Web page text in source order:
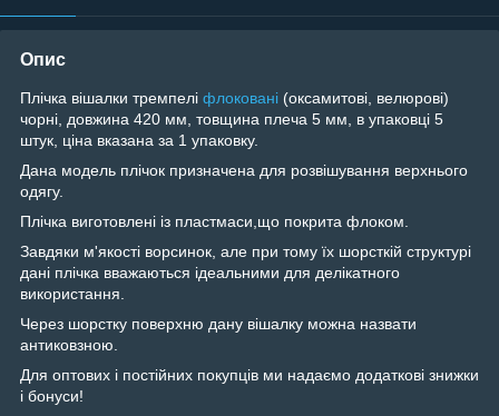
Опис
Плічка вішалки тремпелі флоковані (оксамитові, велюрові)
чорні, довжина 420 мм, товщина плеча 5 мм, в упаковці 5
штук, ціна вказана за 1 упаковку.
Дана модель плічок призначена для розвішування верхнього
одягу.
Плічка виготовлені із пластмаси,що покрита флоком.
Завдяки м'якості ворсинок, але при тому їх шорсткій структурі
дані плічка вважаються ідеальними для делікатного
використання.
Через шорстку поверхню дану вішалку можна назвати
антиковзною.
Для оптових і постійних покупців ми надаємо додаткові знижки
і бонуси!